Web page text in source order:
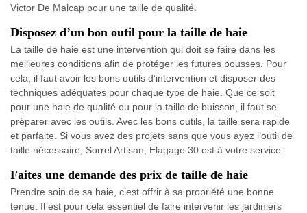
Victor De Malcap pour une taille de qualité.
Disposez d’un bon outil pour la taille de haie
La taille de haie est une intervention qui doit se faire dans les
meilleures conditions afin de protéger les futures pousses. Pour
cela, il faut avoir les bons outils d’intervention et disposer des
techniques adéquates pour chaque type de haie. Que ce soit
pour une haie de qualité ou pour la taille de buisson, il faut se
préparer avec les outils. Avec les bons outils, la taille sera rapide
et parfaite. Si vous avez des projets sans que vous ayez l’outil de
taille nécessaire, Sorrel Artisan; Elagage 30 est à votre service.
Faites une demande des prix de taille de haie
Prendre soin de sa haie, c’est offrir à sa propriété une bonne
tenue. Il est pour cela essentiel de faire intervenir les jardiniers